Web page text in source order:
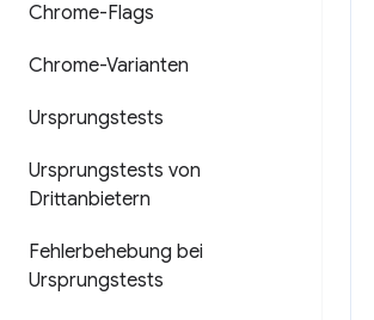
Chrome-Flags
Chrome-Varianten
Ursprungstests
Ursprungstests von
Drittanbietern
Fehlerbehebung bei
Ursprungstests